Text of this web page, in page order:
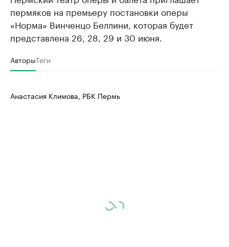
пермяков на премьеру постановки оперы
«Норма» Винченцо Беллини, которая будет
представлена 26, 28, 29 и 30 июня.
АвторыТеги
Анастасия Климова, РБК Пермь